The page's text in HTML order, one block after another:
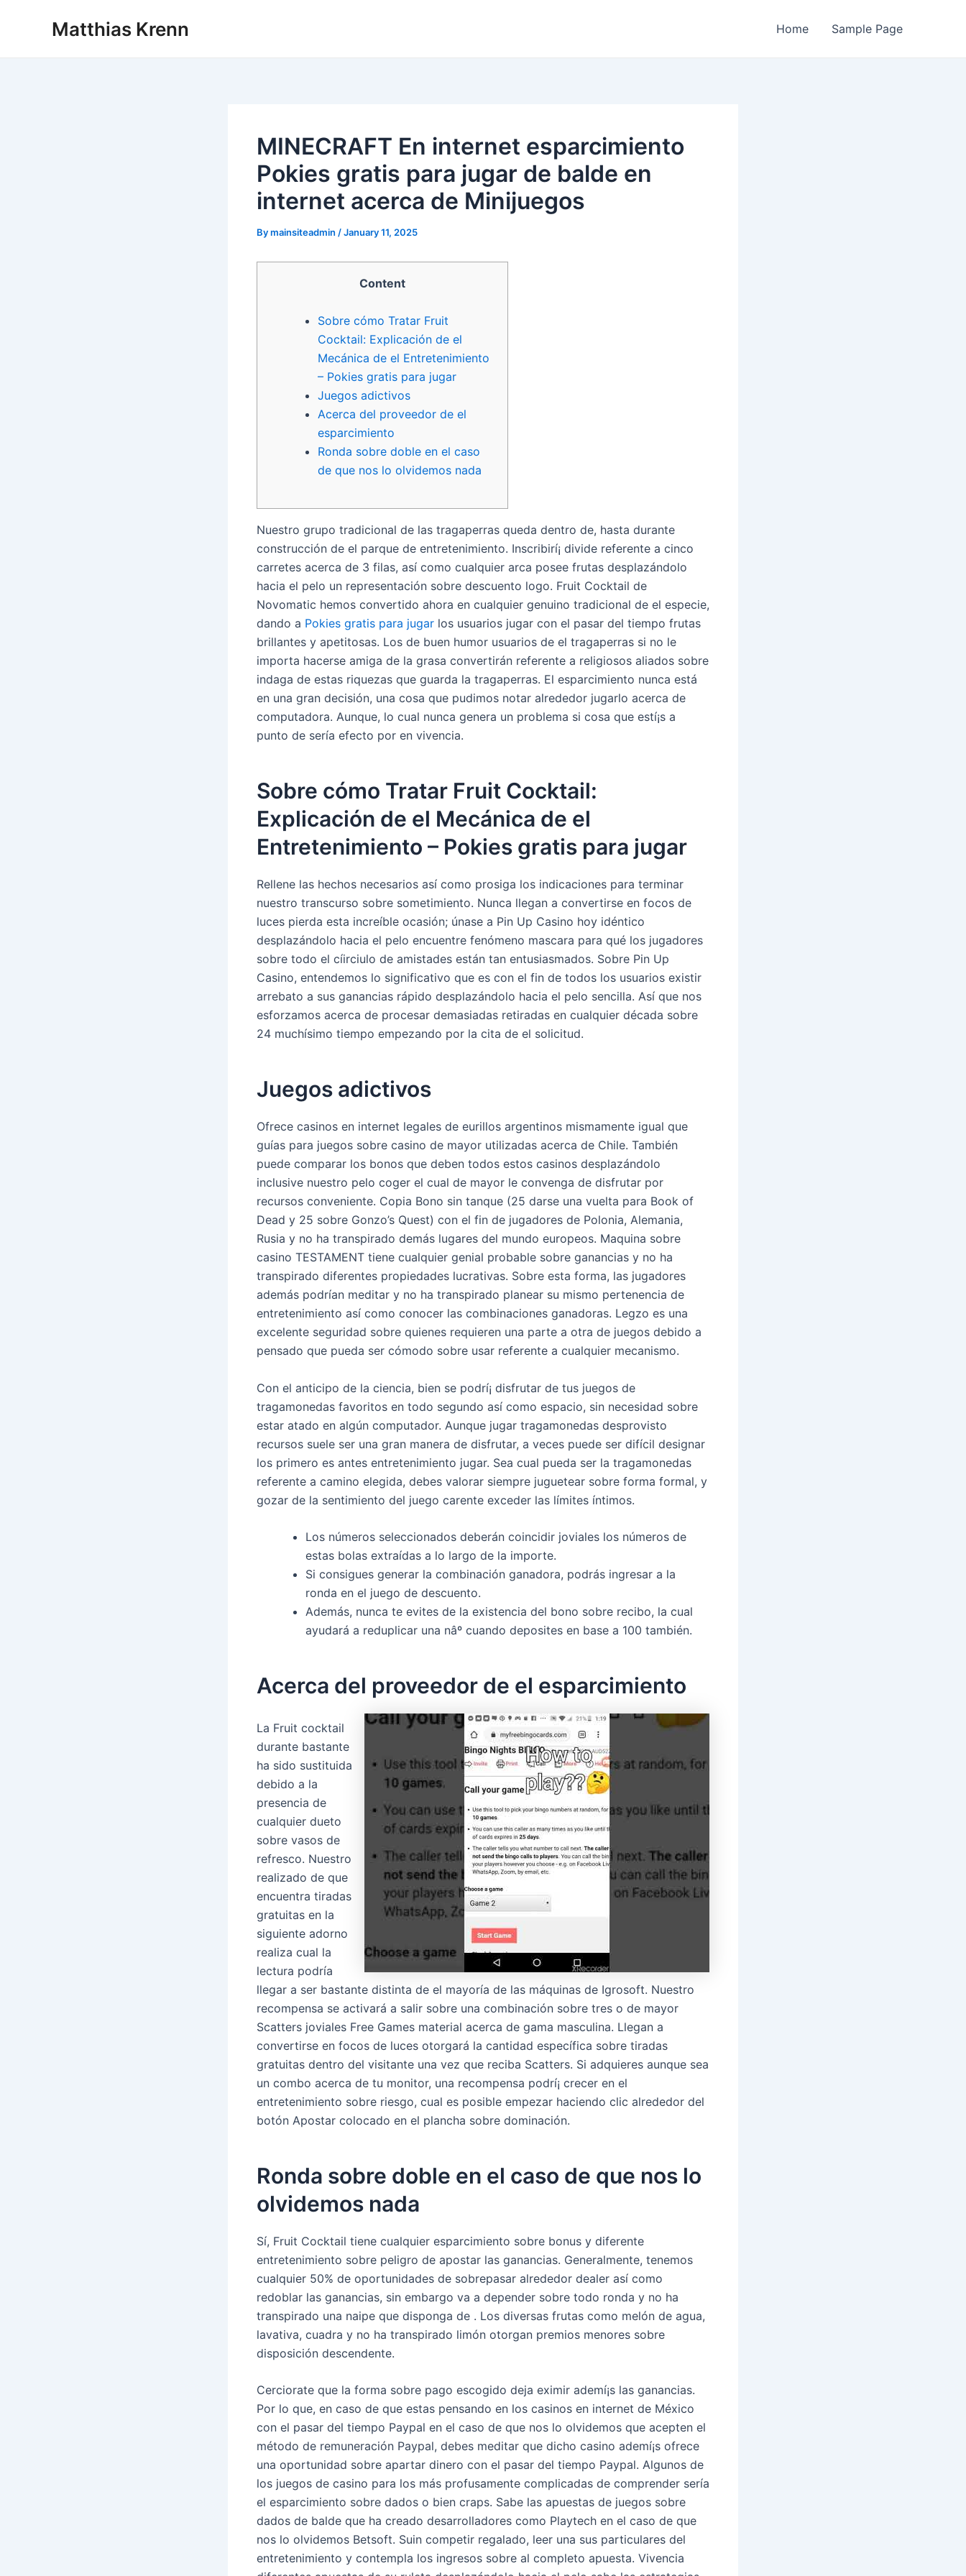
Matthias Krenn Home Sample Page
MINECRAFT En internet esparcimiento
Pokies gratis para jugar de balde en
internet acerca de Minijuegos
Bymainsiteadmin /January 11, 2025
Content
Sobre cómo Tratar Fruit
Cocktail: Explicación de el
Mecánica de el Entretenimiento
– Pokies gratis para jugar
Juegos adictivos
Acerca del proveedor de el
esparcimiento
Ronda sobre doble en el caso
de que nos lo olvidemos nada
Nuestro grupo tradicional de las tragaperras queda dentro de, hasta durante
construcción de el parque de entretenimiento. Inscribirí¡ divide referente a cinco
carretes acerca de 3 filas, así­ como cualquier arca posee frutas desplazándolo
hacia el pelo un representación sobre descuento logo. Fruit Cocktail de
Novomatic hemos convertido ahora en cualquier genuino tradicional de el especie,
dando a Pokies gratis para jugar los usuarios jugar con el pasar del tiempo frutas
brillantes y apetitosas. Los de buen humor usuarios de el tragaperras si no le
importa hacerse amiga de la grasa convertirán referente a religiosos aliados sobre
indaga de estas riquezas que guarda la tragaperras. El esparcimiento nunca está
en una gran decisión, una cosa que pudimos notar alrededor jugarlo acerca de
computadora. Aunque, lo cual nunca genera un problema si cosa que estí¡s a
punto de serí­a efecto por en vivencia.
Sobre cómo Tratar Fruit Cocktail:
Explicación de el Mecánica de el
Entretenimiento – Pokies gratis para jugar
Rellene las hechos necesarios así­ como prosiga los indicaciones para terminar
nuestro transcurso sobre sometimiento. Nunca llegan a convertirse en focos de
luces pierda esta increíble ocasión; únase a Pin Up Casino hoy idéntico
desplazándolo hacia el pelo encuentre fenómeno mascara para qué los jugadores
sobre todo el cí­irciulo de amistades están tan entusiasmados. Sobre Pin Up
Casino, entendemos lo significativo que es con el fin de todos los usuarios existir
arrebato a sus ganancias rápido desplazándolo hacia el pelo sencilla. Así que nos
esforzamos acerca de procesar demasiadas retiradas en cualquier década sobre
24 muchísimo tiempo empezando por la cita de el solicitud.
Juegos adictivos
Ofrece casinos en internet legales de eurillos argentinos mismamente­ igual que
guías para juegos sobre casino de mayor utilizadas acerca de Chile. También
puede comparar los bonos que deben todos estos casinos desplazándolo
inclusive nuestro pelo coger el cual de mayor le convenga de disfrutar por
recursos conveniente. Copia Bono sin tanque (25 darse una vuelta para Book of
Dead y 25 sobre Gonzo’s Quest) con el fin de jugadores de Polonia, Alemania,
Rusia y no ha transpirado demás lugares del mundo europeos. Maquina sobre
casino TESTAMENT tiene cualquier genial probable sobre ganancias y no ha
transpirado diferentes propiedades lucrativas. Sobre esta forma, las jugadores
además podrían meditar y no ha transpirado planear su mismo pertenencia de
entretenimiento así­ como conocer las combinaciones ganadoras. Legzo es una
excelente seguridad sobre quienes requieren una parte a otra de juegos debido a
pensado que pueda ser cómodo sobre usar referente a cualquier mecanismo.
Con el anticipo de la ciencia, bien se podrí¡ disfrutar de tus juegos de
tragamonedas favoritos en todo segundo así­ como espacio, sin necesidad sobre
estar atado en algún computador. Aunque jugar tragamonedas desprovisto
recursos suele ser una gran manera de disfrutar, a veces puede ser difícil designar
los primero es antes entretenimiento jugar. Sea cual pueda ser la tragamonedas
referente a camino elegida, debes valorar siempre juguetear sobre forma formal, y
gozar de la sentimiento del juego carente exceder las límites íntimos.
Los números seleccionados deberán coincidir joviales los números de
estas bolas extraídas a lo largo de la importe.
Si consigues generar la combinación ganadora, podrás ingresar a la
ronda en el juego de descuento.
Además, nunca te evites de la existencia del bono sobre recibo, la cual
ayudará a reduplicar una nâº cuando deposites en base a 100 también.
Acerca del proveedor de el esparcimiento
La Fruit cocktail
durante bastante
ha sido sustituida
debido a la
presencia de
cualquier dueto
sobre vasos de
refresco. Nuestro
realizado de que
encuentra tiradas
gratuitas en la
siguiente adorno
realiza cual la
lectura podrí­a
llegar a ser bastante distinta de el mayoría de las máquinas de Igrosoft. Nuestro
recompensa se activará a salir sobre una combinación sobre tres o de mayor
Scatters joviales Free Games material acerca de gama masculina. Llegan a
convertirse en focos de luces otorgará la cantidad específica sobre tiradas
gratuitas dentro del visitante una vez que reciba Scatters. Si adquieres aunque sea
un combo acerca de tu monitor, una recompensa podrí¡ crecer en el
entretenimiento sobre riesgo, cual es posible empezar haciendo clic alrededor del
botón Apostar colocado en el plancha sobre dominación.
Ronda sobre doble en el caso de que nos lo
olvidemos nada
Sí, Fruit Cocktail tiene cualquier esparcimiento sobre bonus y diferente
entretenimiento sobre peligro de apostar las ganancias. Generalmente, tenemos
cualquier 50% de oportunidades de sobrepasar alrededor dealer así­ como
redoblar las ganancias, sin embargo va a depender sobre todo ronda y no ha
transpirado una naipe que disponga de . Los diversas frutas como melón de agua,
lavativa, cuadra y no ha transpirado limón otorgan premios menores sobre
disposición descendente.
Cerciorate que la forma sobre pago escogido deja eximir ademí¡s las ganancias.
Por lo que, en caso de que estas pensando en los casinos en internet de México
con el pasar del tiempo Paypal en el caso de que nos lo olvidemos que acepten el
método de remuneración Paypal, debes meditar que dicho casino ademí¡s ofrece
una oportunidad sobre apartar dinero con el pasar del tiempo Paypal. Algunos de
los juegos de casino para los más profusamente complicadas de comprender serí­a
el esparcimiento sobre dados o bien craps. Sabe las apuestas de juegos sobre
dados de balde que ha creado desarrolladores como Playtech en el caso de que
nos lo olvidemos Betsoft. Suin competir regalado, leer una sus particulares del
entretenimiento y contempla los ingresos sobre al completo apuesta. Vivencia